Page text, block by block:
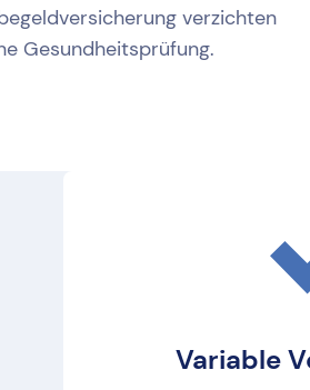
verzichten
Gesundheitsprüfung.
Variable